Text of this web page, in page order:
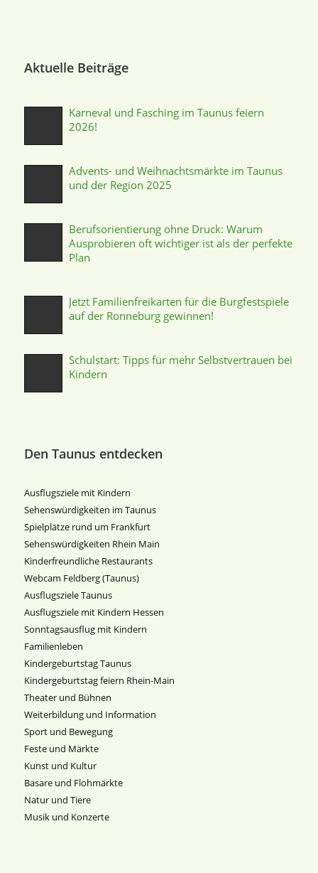
Aktuelle Beiträge
Karneval und Fasching im Taunus feiern
2026!
Advents- und Weihnachtsmärkte im Taunus
und der Region 2025
Berufsorientierung ohne Druck: Warum
Ausprobieren oft wichtiger ist als der perfekte
Plan
Jetzt Familienfreikarten für die Burgfestspiele
auf der Ronneburg gewinnen!
Schulstart: Tipps für mehr Selbstvertrauen bei
Kindern
Den Taunus entdecken
Ausflugsziele mit Kindern
Sehenswürdigkeiten im Taunus
Spielplätze rund um Frankfurt
Sehenswürdigkeiten Rhein Main
Kinderfreundliche Restaurants
Webcam Feldberg (Taunus)
Ausflugsziele Taunus
Ausflugsziele mit Kindern Hessen
Sonntagsausflug mit Kindern
Familienleben
Kindergeburtstag Taunus
Kindergeburtstag feiern Rhein-Main
Theater und Bühnen
Weiterbildung und Information
Sport und Bewegung
Feste und Märkte
Kunst und Kultur
Basare und Flohmärkte
Natur und Tiere
Musik und Konzerte